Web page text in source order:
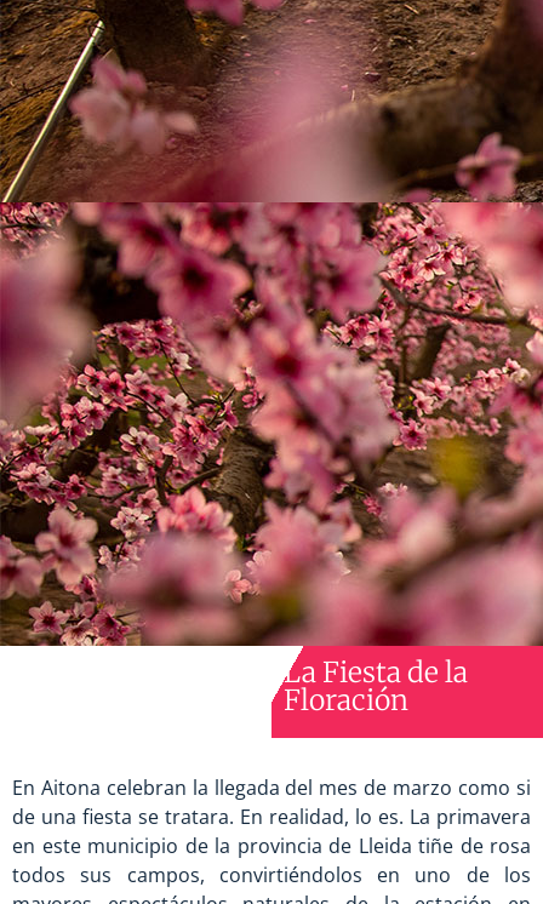
La Fiesta de la
Floración
En Aitona celebran la llegada del mes de marzo como si
de una fiesta se tratara. En realidad, lo es. La primavera
en este municipio de la provincia de Lleida tiñe de rosa
todos sus campos, convirtiéndolos en uno de los